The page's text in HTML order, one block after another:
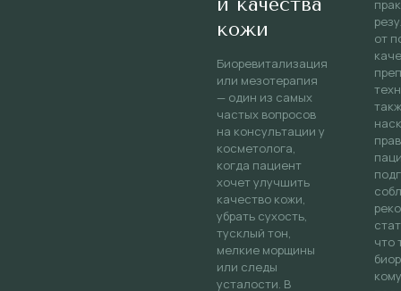
кожи
Биоревитализация
или мезотерапия
— один из самых
частых вопросов
на консультации у
косметолога,
когда пациент
хочет улучшить
качество кожи,
убрать сухость,
тусклый тон,
мелкие морщины
или следы
усталости. В
от
что